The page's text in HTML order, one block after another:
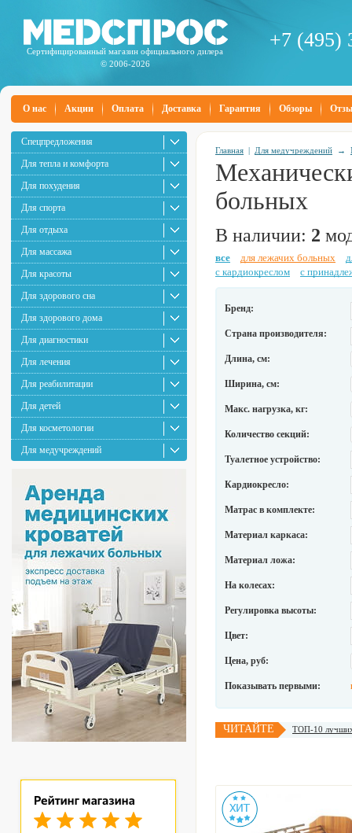
Сертифицированный магазин официального дилера
© 2006-2026
+7 (495)
О нас Акции Оплата Доставка Гарантия Обзоры
Спецпредложения
Для тепла и комфорта
Для похудения
Для спорта
Для отдыха
Для массажа
Для красоты
Для здорового сна
Для здорового дома
Для диагностики
Для лечения
Для реабилитации
Для детей
Для косметологии
Для медучреждений
Главная | Для медучреждений →
больных
В наличии: 2
все для лежачих больных
с кардиокреслом
с
Бренд:
Страна производителя:
Длина, см:
Ширина, см:
Макс. нагрузка, кг:
Количество секций:
Туалетное устройство:
Кардиокресло:
Матрас в комплекте:
Материал каркаса:
Материал ложа:
На колесах:
Регулировка высоты:
Цвет:
Цена, руб:
Показывать первыми:
ЧИТАЙТЕ ТОП-10 лучших